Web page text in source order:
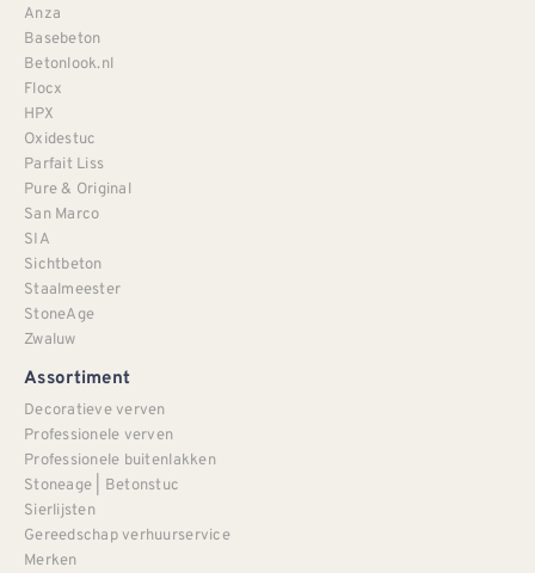
Anza
Basebeton
Betonlook.nl
Flocx
HPX
Oxidestuc
Parfait Liss
Pure & Original
San Marco
SIA
Sichtbeton
Staalmeester
StoneAge
Zwaluw
Assortiment
Decoratieve verven
Professionele verven
Professionele buitenlakken
Stoneage | Betonstuc
Sierlijsten
Gereedschap verhuurservice
Merken